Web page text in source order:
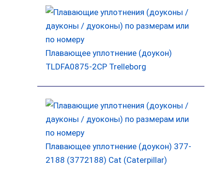
Плавающее уплотнение (доукон)
TLDFA0875-2CP Trelleborg
Плавающее уплотнение (доукон) 377-
2188 (3772188) Cat (Caterpillar)